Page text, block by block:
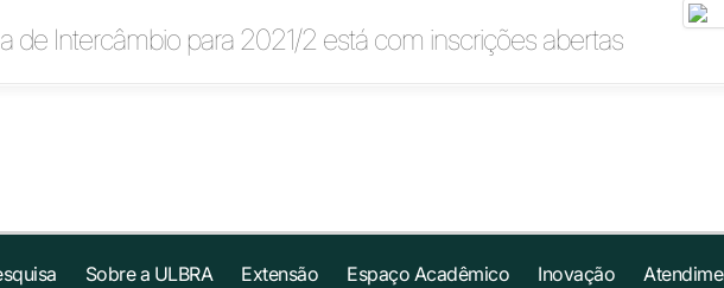
de Intercâmbio para 2021/2 está com inscrições abertas
Sobre a ULBRA Extensão Espaço Acadêmico Inovação